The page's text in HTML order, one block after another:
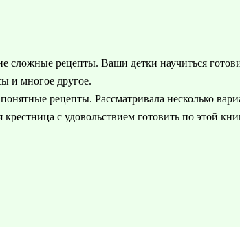
сложные рецепты. Ваши детки научиться
и многое другое.
рецепты. Рассматривала несколько
с удовольствием готовить по этой